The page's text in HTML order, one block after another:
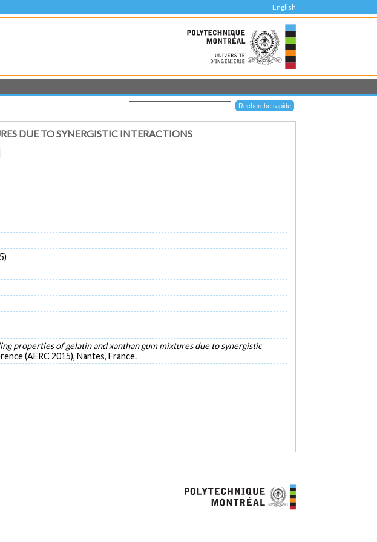
English
DUE TO SYNERGISTIC INTERACTIONS
properties of gelatin and xanthan gum mixtures due to synergistic
(AERC 2015), Nantes, France.